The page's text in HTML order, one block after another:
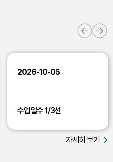
2026-10-06
수업일수 1/3선
자세히 보기